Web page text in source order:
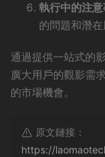
執行中的注
的問題和潛在
通過提供一站式的
廣大用戶的觀影需
的市場機會。
原文鏈接：
https://